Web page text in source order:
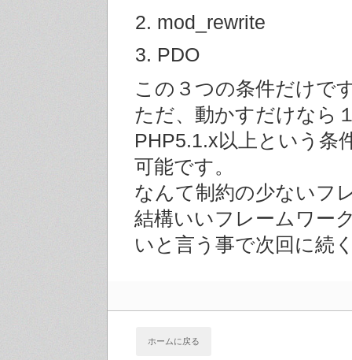
mod_rewrite
PDO
この３つの条件だけで
ただ、動かすだけなら
PHP5.1.x以上という条
可能です。
なんて制約の少ないフ
結構いいフレームワー
いと言う事で次回に続
ホームに戻る